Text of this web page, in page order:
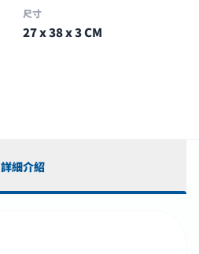
尺寸
27 x 38 x 3 CM
詳細介紹